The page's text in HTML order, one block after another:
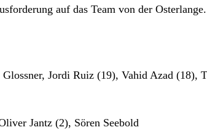
auf das Team von der
Jordi Ruiz (19), Vahid Azad (18),
Jantz (2), Sören Seebold